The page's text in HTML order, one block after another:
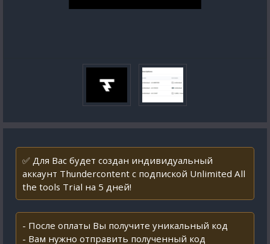
✅ Для Вас будет создан индивидуальный
аккаунт Thundercontent с подпиской Unlimited All
the tools Trial на 5 дней!
- После оплаты Вы получите уникальный код
- Вам нужно отправить полученный код